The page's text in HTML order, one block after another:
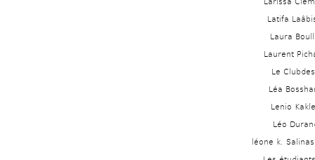
Latifa
Laura
Laurent
Le
Léa
Lenio
Léo
léone k.